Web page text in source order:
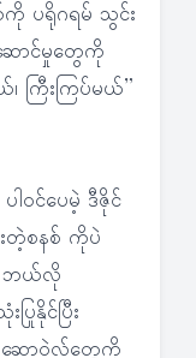
ပရိုဂရမ် သွင်း
ောင်မှုတွေကို
ကြီးကြပ်မယ်”
ဝင်ပေမဲ့ ဒီဇိုင်
တဲ့စနစ် ကိုပဲ
ဘယ်လို
ြုနိုင်ပြီး
ဆော့ဝဲလ်တွေကို